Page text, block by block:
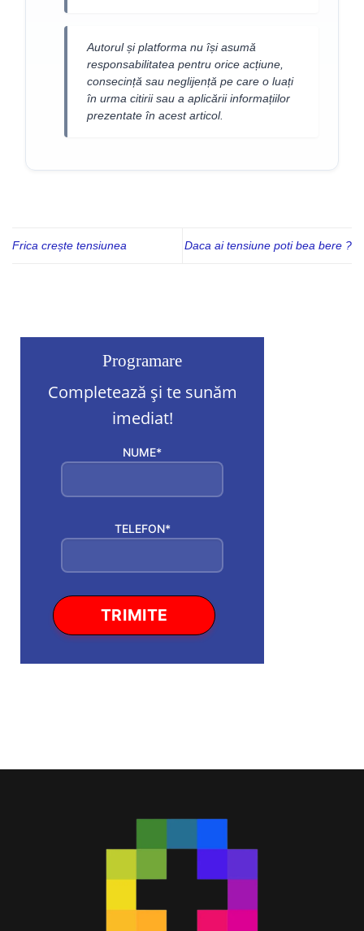
Autorul și platforma nu își asumă
responsabilitatea pentru orice acțiune,
consecință sau neglijență pe care o luați
în urma citirii sau a aplicării informațiilor
prezentate în acest articol.
Frica crește tensiunea Daca ai tensiune poti bea bere ?
Programare
Completează și te sunăm
imediat!
NUME*
TELEFON*